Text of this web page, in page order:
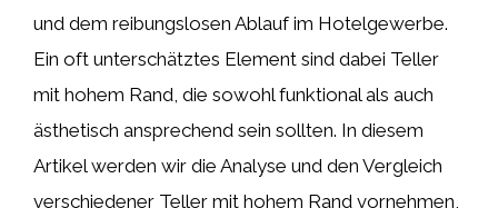
und dem reibungslosen Ablauf im Hotelgewerbe.
Ein oft unterschätztes Element sind dabei Teller
mit hohem Rand, die sowohl funktional als auch
ästhetisch ansprechend sein sollten. In diesem
Artikel werden wir die Analyse und den Vergleich
verschiedener Teller mit hohem Rand vornehmen,